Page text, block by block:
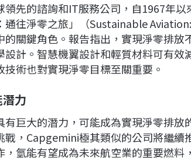
先的諮詢和IT服務公司，自1967年
通往淨零之旅」（Sustainable
的關鍵角色。報告指出，實現淨零排
設計。智慧機翼設計和輕質材料可有
術也對實現淨零目標至關重要。
力
有巨大的潛力，可能成為實現淨零排
戰，Capgemini極其類似的公司將繼續
，氫能有望成為未來航空業的重要燃料